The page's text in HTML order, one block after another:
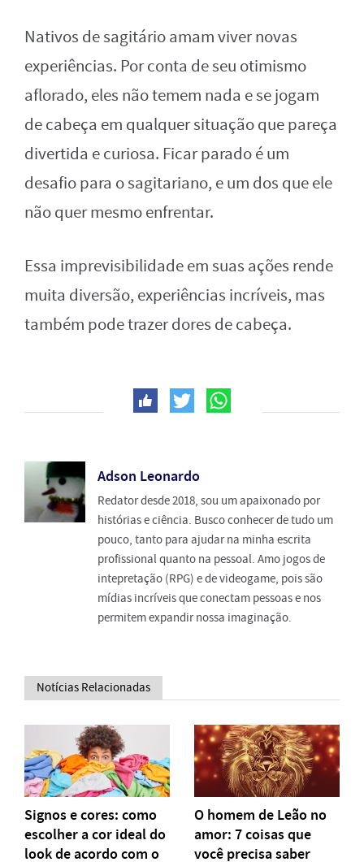
Nativos de sagitário amam viver novas
experiências. Por conta de seu otimismo
aflorado, eles não temem nada e se jogam
de cabeça em qualquer situação que pareça
divertida e curiosa. Ficar parado é um
desafio para o sagitariano, e um dos que ele
não quer mesmo enfrentar.
Essa imprevisibilidade em suas ações rende
muita diversão, experiências incríveis, mas
também pode trazer dores de cabeça.
Adson Leonardo
Redator desde 2018, sou um apaixonado por
histórias e ciência. Busco conhecer de tudo um
pouco, tanto para ajudar na minha escrita
profissional quanto na pessoal. Amo jogos de
intepretação (RPG) e de videogame, pois são
mídias incríveis que conectam pessoas e nos
permitem expandir nossa imaginação.
Notícias Relacionadas
Signos e cores: como
escolher a cor ideal do
look de acordo com o
O homem de Leão no
amor: 7 coisas que
você precisa saber